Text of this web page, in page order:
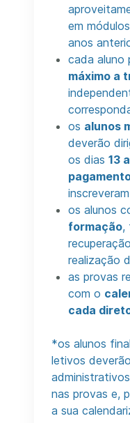
em
anos
cada aluno
máximo a
os alunos
deverão
os dias 13
inscreveram
os alunos
formação,
realização
as provas
com o
cada
*os alunos
letivos
nas provas e,
a sua